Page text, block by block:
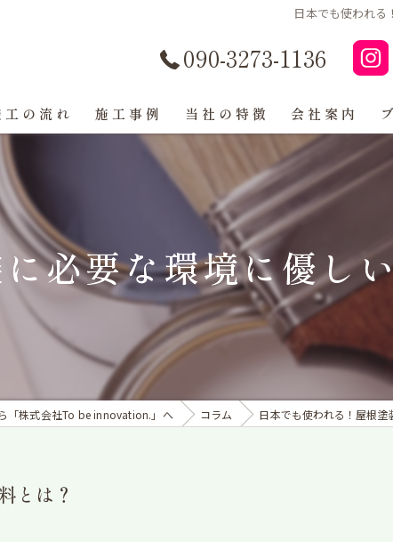
日本でも使われる
090-3273-1136
工の流れ 施工事例 当社の特徴
戸建て
マンション
防水工事
コーキング
会社案内
よくある質問
必要な環境に優し
「株式会社To be innovation.」へ コラム 日本でも使われる！屋根
とは？